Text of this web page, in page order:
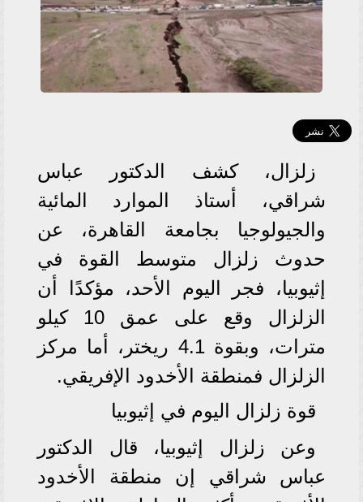
زلزال، كشف الدكتور عباس
شراقي، أستاذ الموارد المائية
والجيولوجيا بجامعة القاهرة، عن
حدوث زلزال متوسط القوة في
إثيوبيا، فجر اليوم الأحد، مؤكدًا أن
الزلزال وقع على عمق 10 كيلو
مترات، وبقوة 4.1 ريختر، أما مركز
الزلزال فمنطقة الأخدود الإفريقي.
قوة زلزال اليوم في إثيوبيا
وعن زلزال إثيوبيا، قال الدكتور
عباس شراقي إن منطقة الأخدود